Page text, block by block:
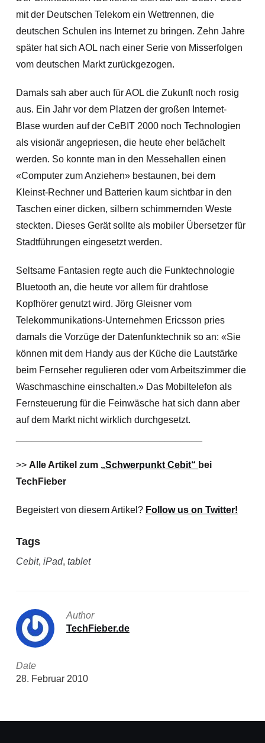
mit der Deutschen Telekom ein Wettrennen, die
deutschen Schulen ins Internet zu bringen. Zehn Jahre
später hat sich AOL nach einer Serie von Misserfolgen
vom deutschen Markt zurückgezogen.
Damals sah aber auch für AOL die Zukunft noch rosig
aus. Ein Jahr vor dem Platzen der großen Internet-
Blase wurden auf der CeBIT 2000 noch Technologien
als visionär angepriesen, die heute eher belächelt
werden. So konnte man in den Messehallen einen
«Computer zum Anziehen» bestaunen, bei dem
Kleinst-Rechner und Batterien kaum sichtbar in den
Taschen einer dicken, silbern schimmernden Weste
steckten. Dieses Gerät sollte als mobiler Übersetzer für
Stadtführungen eingesetzt werden.
Seltsame Fantasien regte auch die Funktechnologie
Bluetooth an, die heute vor allem für drahtlose
Kopfhörer genutzt wird. Jörg Gleisner vom
Telekommunikations-Unternehmen Ericsson pries
damals die Vorzüge der Datenfunktechnik so an: «Sie
können mit dem Handy aus der Küche die Lautstärke
beim Fernseher regulieren oder vom Arbeitszimmer die
Waschmaschine einschalten.» Das Mobiltelefon als
Fernsteuerung für die Feinwäsche hat sich dann aber
auf dem Markt nicht wirklich durchgesetzt.
>> Alle Artikel zum „Schwerpunkt Cebit“ bei
TechFieber
Begeistert von diesem Artikel? Follow us on Twitter!
Tags
Cebit, iPad, tablet
Author
TechFieber.de
Date
28. Februar 2010